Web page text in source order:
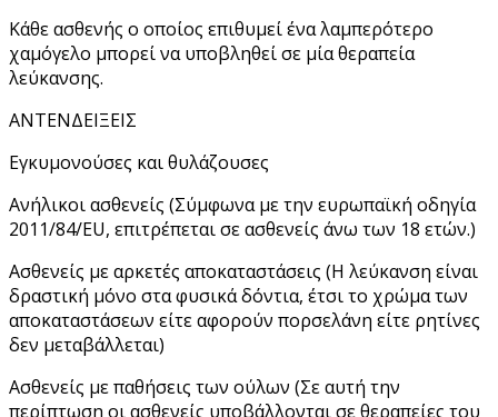
Κάθε ασθενής ο οποίος επιθυμεί ένα λαμπερότερο
χαμόγελο μπορεί να υποβληθεί σε μία θεραπεία
λεύκανσης.
ΑΝΤΕΝΔΕΙΞΕΙΣ
Εγκυμονούσες και θυλάζουσες
Ανήλικοι ασθενείς (Σύμφωνα με την ευρωπαϊκή οδηγία
2011/84/ΕU, επιτρέπεται σε ασθενείς άνω των 18 ετών.)
Ασθενείς με αρκετές αποκαταστάσεις (Η λεύκανση είναι
δραστική μόνο στα φυσικά δόντια, έτσι το χρώμα των
αποκαταστάσεων είτε αφορούν πορσελάνη είτε ρητίνες
δεν μεταβάλλεται)
Ασθενείς με παθήσεις των ούλων (Σε αυτή την
περίπτωση οι ασθενείς υποβάλλονται σε θεραπείες του